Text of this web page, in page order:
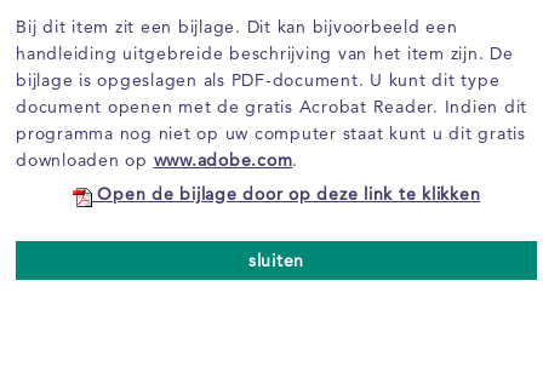
Bij dit item zit een bijlage. Dit kan bijvoorbeeld een
handleiding uitgebreide beschrijving van het item zijn. De
bijlage is opgeslagen als PDF-document. U kunt dit type
document openen met de gratis Acrobat Reader. Indien dit
programma nog niet op uw computer staat kunt u dit gratis
downloaden op www.adobe.com.
Open de bijlage door op deze link te klikken
sluiten